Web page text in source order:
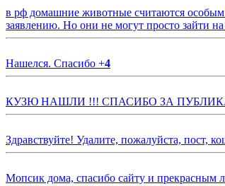
в рф домашние животные считаются особым
заявлению. Но они не могут просто зайти
Нашелся. Спасибо +4
КУЗЮ НАШЛИ !!! СПАСИБО ЗА
Здравствуйте! Удалите, пожалуйста, пост,
Мопсик дома, спасибо сайту и